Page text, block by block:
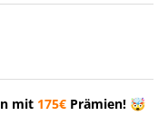
mit 175€ Prämien! 🤯